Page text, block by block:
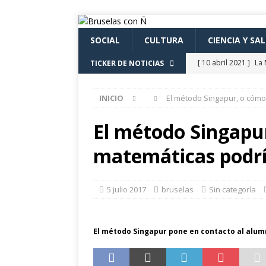
SOCIAL CULTURA CIENCIA Y
TICKER DE NOTICIAS [ 10 abril 2021 ] La
[ 24 julio 2026 ] La
Cine».
[ 24 julio 2026 ]
actividades
INICIO El método Singapur, o
El método
matemáticas
5 julio 2017 bruselas Sin categoría
El método Singapur pone en contacto al